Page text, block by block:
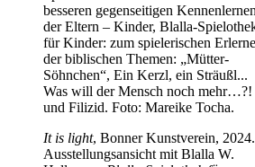
It is light, Bonner Kunstverein, 2024.
Ausstellungsansicht mit Blalla W.